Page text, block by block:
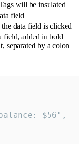
will be insulated
field
data field is clicked
field, added in bold
separated by a colon
$56",